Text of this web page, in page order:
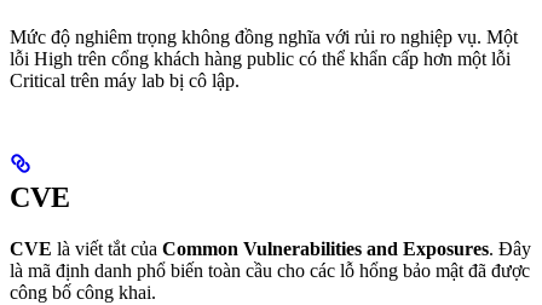
Mức độ nghiêm trọng không đồng nghĩa với rủi ro nghiệp vụ. Một
lỗi High trên cổng khách hàng public có thể khẩn cấp hơn một lỗi
Critical trên máy lab bị cô lập.
CVE
CVE là viết tắt của Common Vulnerabilities and Exposures. Đây
là mã định danh phổ biến toàn cầu cho các lỗ hổng bảo mật đã được
công bố công khai.